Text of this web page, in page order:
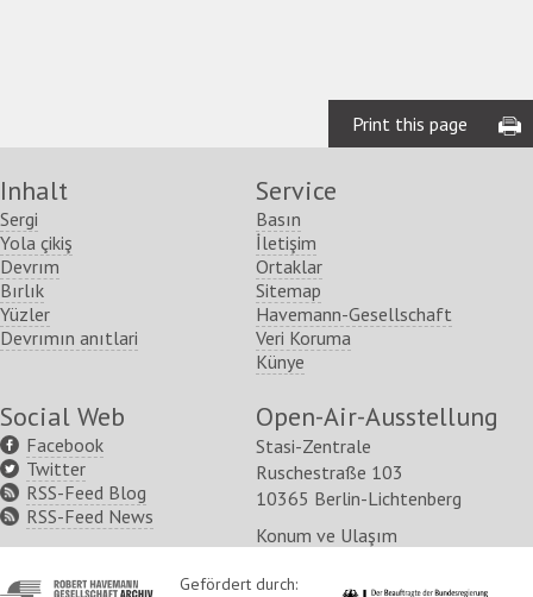
Print this page
Inhalt
Sergi
Yola çikiş
Devrım
Bırlık
Yüzler
Devrımın anıtlari
Service
Basın
İletişim
Ortaklar
Sitemap
Havemann-Gesellschaft
Veri Koruma
Künye
Social Web
Facebook
Twitter
RSS-Feed Blog
RSS-Feed News
Open-Air-Ausstellung
Stasi-Zentrale
Ruschestraße 103
10365 Berlin-Lichtenberg
Konum ve Ulaşım
http://www.havemann-Gefördert durch: http://